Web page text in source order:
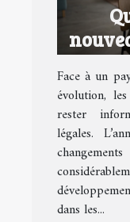
les
Face à un
évolution,
rester
légales.
dans les...